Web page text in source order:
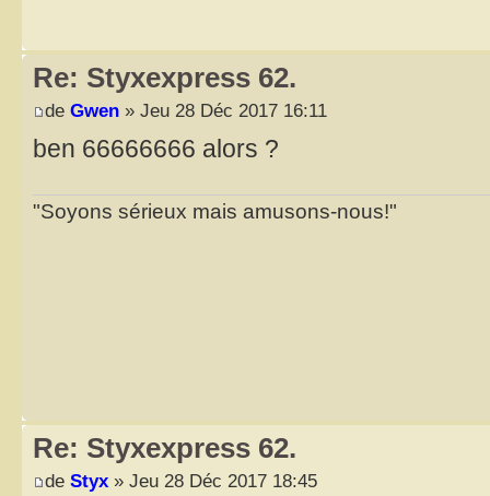
Re: Styxexpress 62.
de Gwen » Jeu 28 Déc 2017 16:11
ben 66666666 alors ?
"Soyons sérieux mais amusons-nous!"
Re: Styxexpress 62.
de Styx » Jeu 28 Déc 2017 18:45